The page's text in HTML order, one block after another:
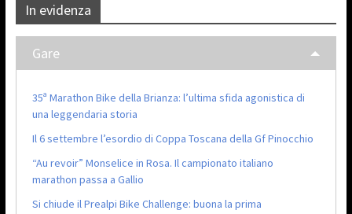
In evidenza
Gare
35ª Marathon Bike della Brianza: l’ultima sfida agonistica di
una leggendaria storia
Il 6 settembre l’esordio di Coppa Toscana della Gf Pinocchio
“Au revoir” Monselice in Rosa. Il campionato italiano
marathon passa a Gallio
Si chiude il Prealpi Bike Challenge: buona la prima